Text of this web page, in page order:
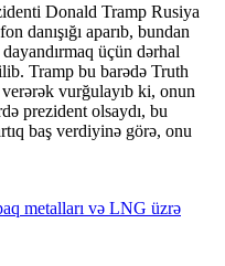
Donald Tramp Rusiya
danışığı aparıb, bundan
üçün dərhal
Tramp bu barədə Truth
vurğulayıb ki, onun
prezident olsaydı, bu
baş verdiyinə görə, onu